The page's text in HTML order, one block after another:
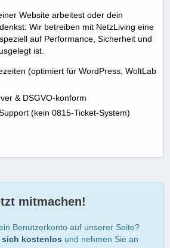
Website arbeitest oder dein
Wir betreiben mit NetzLiving eine
auf Performance, Sicherheit und
ist.
(optimiert für WordPress, WoltLab
& DSGVO-konform
(kein 0815-Ticket-System)
mitmachen!
Benutzerkonto auf unserer Seite?
sich kostenlos und nehmen Sie an